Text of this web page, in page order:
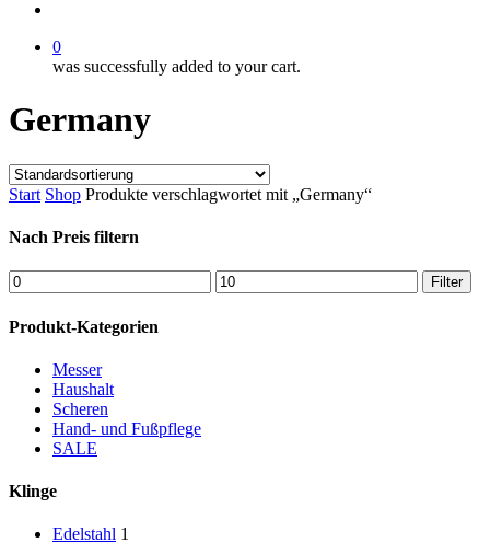
0
was successfully added to your cart.
Germany
Start Shop Produkte verschlagwortet mit „Germany“
Nach Preis filtern
Min.
Preis
Max.
Preis
Filter
Produkt-Kategorien
Messer
Haushalt
Scheren
Hand- und Fußpflege
SALE
Klinge
Edelstahl 1